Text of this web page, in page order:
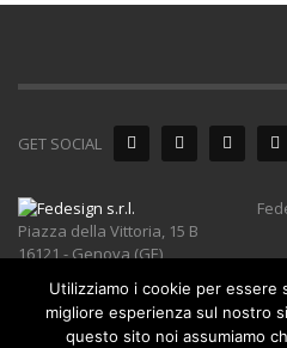
GET SOCIAL
Piazza della Vittoria, 15 B
16121 - Genova (GE)
Capitale sociale di Euro 50.000,00 I.V.
Reg. Imprese di Genova e C.F./P.Iva
Utilizziamo i cookie per essere
migliore esperienza sul nostro
questo sito noi assumiamo